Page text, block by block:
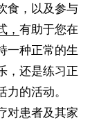
食，以及参与
， 有助于您在
一种正常的生
，还是练习正
的活动。
对患者及其家